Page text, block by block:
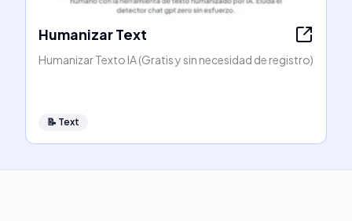
Humanizar Text
Humanizar Texto IA (Gratis y sin necesidad de registro)
📝 Text